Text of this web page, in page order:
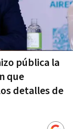
pública la
que
detalles de